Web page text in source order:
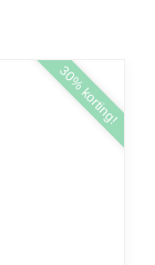
30% korting!